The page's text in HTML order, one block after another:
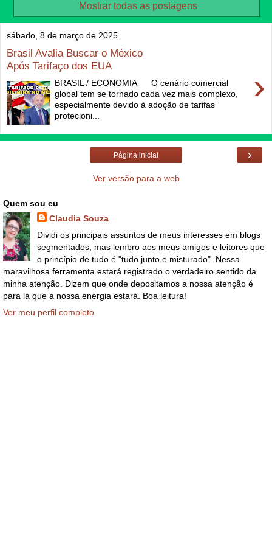
Mostrar todas as postagens
sábado, 8 de março de 2025
Brasil Avalia Buscar o México
Após Tarifaço dos EUA
›
BRASIL / ECONOMIA O cenário comercial
global tem se tornado cada vez mais complexo,
especialmente devido à adoção de tarifas
protecioni...
›
Página inicial
Ver versão para a web
Quem sou eu
Claudia Souza
Dividi os principais assuntos de meus interesses em blogs
segmentados, mas lembro aos meus amigos e leitores que
o princípio de tudo é "tudo junto e misturado". Nessa
maravilhosa ferramenta estará registrado o verdadeiro sentido da
minha atenção. Dizem que onde depositamos a nossa atenção é
para lá que a nossa energia estará. Boa leitura!
Ver meu perfil completo